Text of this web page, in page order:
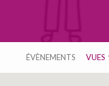
ÉVÈNEMENTS VUES